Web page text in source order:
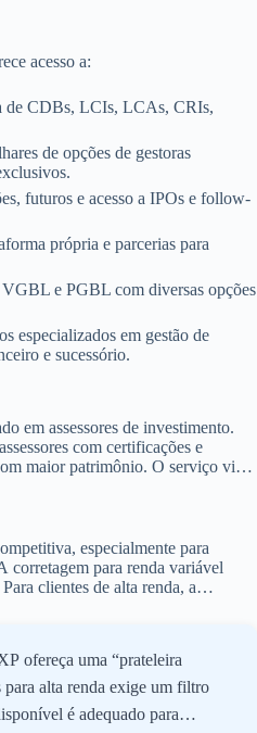
oportunidades do mercado.
acesso a:
de CDBs, LCIs, LCAs, CRIs,
de opções de gestoras
futuros e acesso a IPOs e follow-
própria e parcerias para
VGBL e PGBL com diversas opções
especializados em gestão de
e sucessório.
em assessores de investimento.
com certificações e
maior patrimônio. O serviço visa
do investidor na XP.
especialmente para
corretagem para renda variável
clientes de alta renda, a
fundamental discutir esses pontos
ofereça uma “prateleira
para alta renda exige um filtro
é adequado para